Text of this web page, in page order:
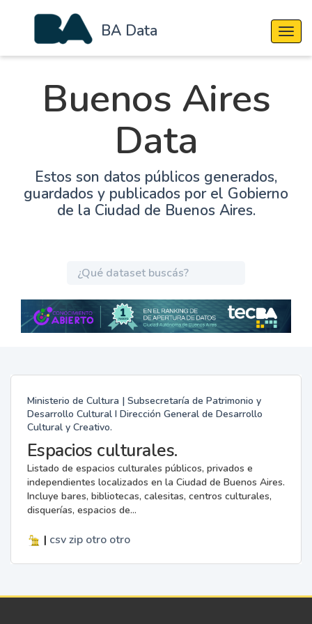
BA Data
Buenos Aires
Data
Estos son datos públicos generados,
guardados y publicados por el Gobierno
de la Ciudad de Buenos Aires.
Ministerio de Cultura | Subsecretaría de Patrimonio y
Desarrollo Cultural I Dirección General de Desarrollo
Cultural y Creativo.
Espacios culturales.
Listado de espacios culturales públicos, privados e
independientes localizados en la Ciudad de Buenos Aires.
Incluye bares, bibliotecas, calesitas, centros culturales,
disquerías, espacios de...
| csv zip otro otro